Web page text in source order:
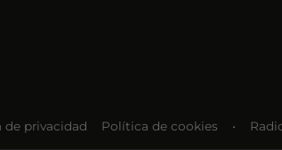
de privacidad Política de cookies •